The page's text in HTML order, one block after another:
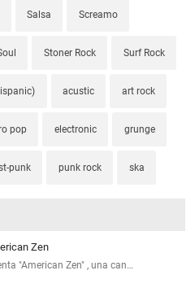
Salsa Screamo
Stoner Rock Surf Rock
acustic art rock
pop electronic grunge
punk punk rock ska
Zen
"American Zen" , una can…